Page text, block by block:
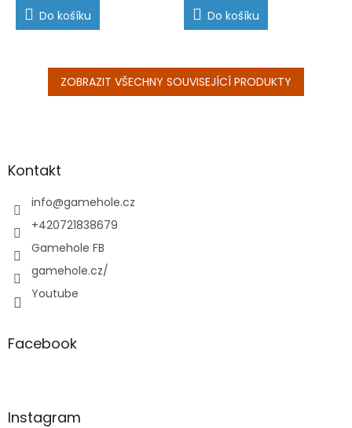
Do košíku Do košíku
ZOBRAZIT VŠECHNY SOUVISEJÍCÍ PRODUKTY
aKontakt
info@gamehole.cz
+420721838679
Gamehole FB
gamehole.cz/
Youtube
Facebook
Instagram